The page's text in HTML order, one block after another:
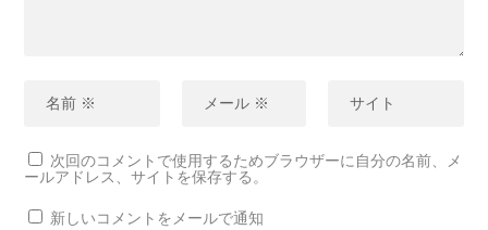
次回のコメントで使用するためブラウザーに自分の名前、メ
ールアドレス、サイトを保存する。
新しいコメントをメールで通知